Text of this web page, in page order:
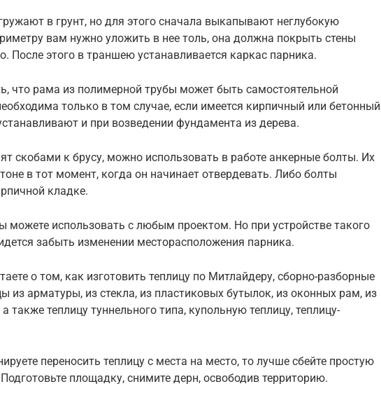
в грунт, но для этого сначала выкапывают неглубокую
вам нужно уложить в нее толь, она должна покрыть стены
После этого в траншею устанавливается каркас парника.
что рама из полимерной трубы может быть самостоятельной
только в том случае, если имеется кирпичный или бетонный
и при возведении фундамента из дерева.
скобами к брусу, можно использовать в работе анкерные болты. Их
в тот момент, когда он начинает отвердевать. Либо болты
кладке.
можете использовать с любым проектом. Но при устройстве такого
забыть изменении месторасположения парника.
о том, как изготовить теплицу по Митлайдеру, сборно-разборные
из арматуры, из стекла, из пластиковых бутылок, из оконных рам, из
также теплицу туннельного типа, купольную теплицу, теплицу-
переносить теплицу с места на место, то лучше сбейте простую
площадку, снимите дерн, освободив территорию.